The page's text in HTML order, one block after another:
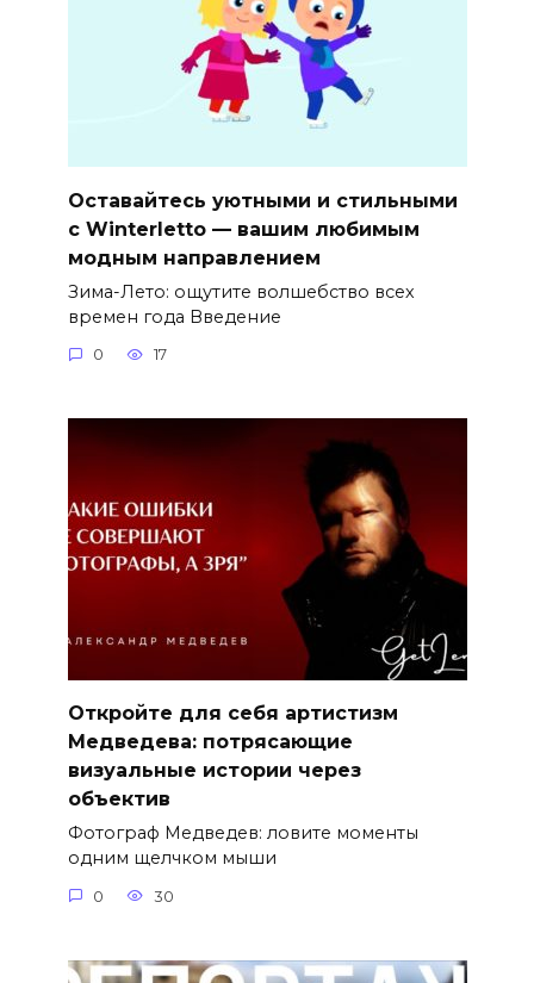
Оставайтесь уютными и стильными
с Winterletto — вашим любимым
модным направлением
Зима-Лето: ощутите волшебство всех
времен года Введение
0 17
Откройте для себя артистизм
Медведева: потрясающие
визуальные истории через
объектив
Фотограф Медведев: ловите моменты
одним щелчком мыши
0 30